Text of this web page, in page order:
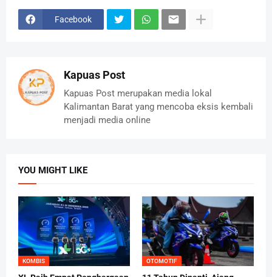
Facebook
Kapuas Post
Kapuas Post merupakan media lokal
Kalimantan Barat yang mencoba eksis kembali
menjadi media online
YOU MIGHT LIKE
KOMBIS OTOMOTIF